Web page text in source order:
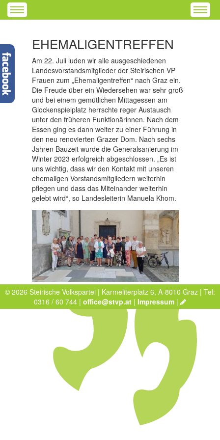
EHEMALIGENTREFFEN
Am 22. Juli luden wir alle ausgeschiedenen
Landesvorstandsmitglieder der Steirischen VP
Frauen zum „Ehemaligentreffen“ nach Graz ein.
Die Freude über ein Wiedersehen war sehr groß
und bei einem gemütlichen Mittagessen am
Glockenspielplatz herrschte reger Austausch
unter den früheren Funktionärinnen. Nach dem
Essen ging es dann weiter zu einer Führung in
den neu renovierten Grazer Dom. Nach sechs
Jahren Bauzeit wurde die Generalsanierung im
Winter 2023 erfolgreich abgeschlossen. „Es ist
uns wichtig, dass wir den Kontakt mit unseren
ehemaligen Vorstandsmitgliedern weiterhin
pflegen und dass das Miteinander weiterhin
gelebt wird“, so Landesleiterin Manuela Khom.
© 2026 Steirische Volkspartei | Karmeliterplatz 6, A-8010 Graz | Tel:
0316 / 60 744 | office@stvp.at | Impressum |